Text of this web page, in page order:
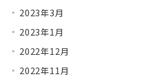
2023年3月
2023年1月
2022年12月
2022年11月